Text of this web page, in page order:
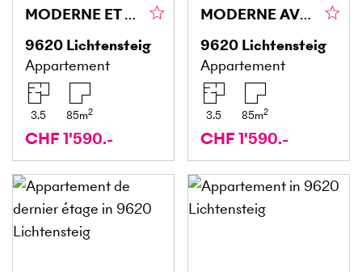
MODERNE ET ÉLÉGANT
9620 Lichtensteig
Appartement
3.5 85m2
CHF 1'590.-
MODERNE AVEC STYLE ET CHARME
9620 Lichtensteig
Appartement
3.5 85m2
CHF 1'590.-